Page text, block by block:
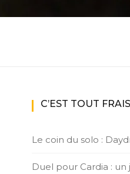
C’EST TOUT
Le coin du solo :
Duel pour Cardia :